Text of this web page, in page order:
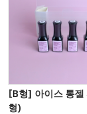
[B형] 아이스 통
형)